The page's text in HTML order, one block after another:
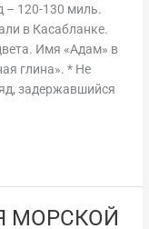
– 120-130 миль.
в Касабланке.
Имя «Адам» в
глина». * Не
задержавшийся
МОРСКОЙ